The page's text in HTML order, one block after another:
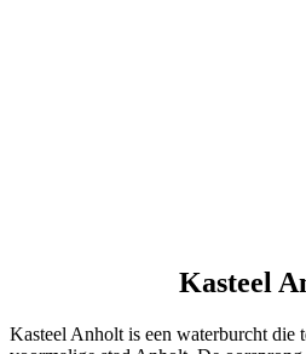
Kasteel
Kasteel Anholt is een waterburcht die